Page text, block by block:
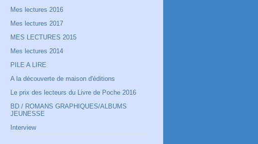
Mes lectures 2016
Mes lectures 2017
MES LECTURES 2015
Mes lectures 2014
PILE A LIRE
A la découverte de maison d'éditions
Le prix des lecteurs du Livre de Poche 2016
BD / ROMANS GRAPHIQUES/ALBUMS
JEUNESSE
Interview